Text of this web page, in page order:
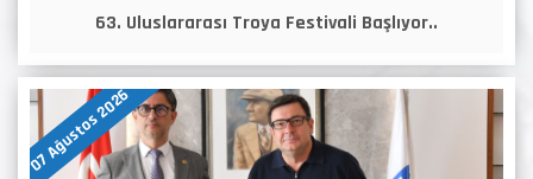
63. Uluslararası Troya Festivali Başlıyor..
07 Ağustos 2026